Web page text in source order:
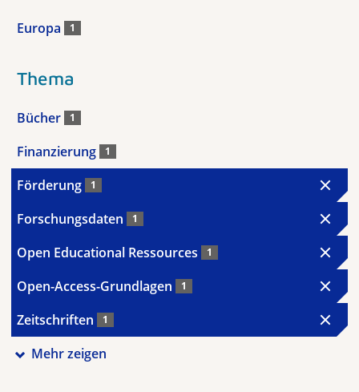
Europa 1
Thema
Bücher 1
Finanzierung 1
Förderung 1
Forschungsdaten 1
Open Educational Ressources 1
Open-Access-Grundlagen 1
Zeitschriften 1
Mehr zeigen